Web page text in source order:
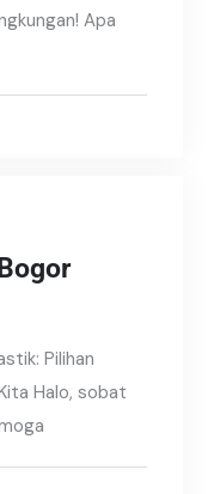
Apa
Pilihan
Halo, sobat